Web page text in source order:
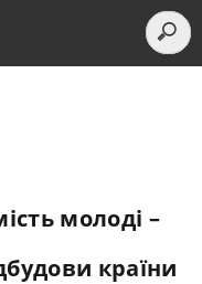
молоді –
країни